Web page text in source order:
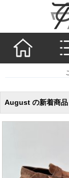
August の新着商品